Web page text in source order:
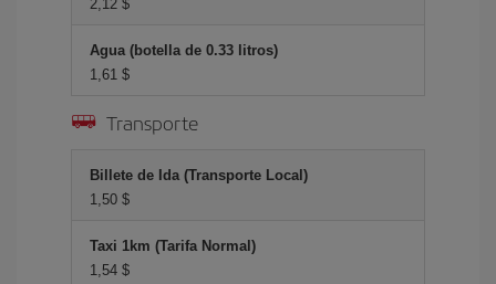
2,12 $
Agua (botella de 0.33 litros)
1,61 $
Transporte
Billete de Ida (Transporte Local)
1,50 $
Taxi 1km (Tarifa Normal)
1,54 $